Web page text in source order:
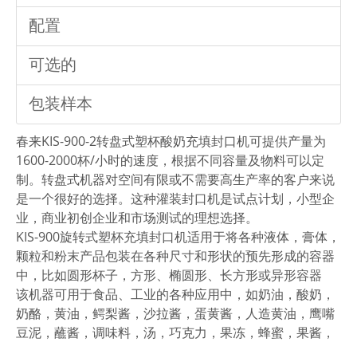
配置
可选的
包装样本
春来KIS-900-2转盘式塑杯酸奶充填封口机可提供产量为
1600-2000杯/小时的速度，根据不同容量及物料可以定
制。转盘式机器对空间有限或不需要高生产率的客户来说
是一个很好的选择。这种灌装封口机是试点计划，小型企
业，商业初创企业和市场测试的理想选择。
KIS-900旋转式塑杯充填封口机适用于将各种液体，膏体，
颗粒和粉末产品包装在各种尺寸和形状的预先形成的容器
中，比如圆形杯子，方形、椭圆形、长方形或异形容器
该机器可用于食品、工业的各种应用中，如奶油，酸奶，
奶酪，黄油，鳄梨酱，沙拉酱，蛋黄酱，人造黄油，鹰嘴
豆泥，蘸酱，调味料，汤，巧克力，果冻，蜂蜜，果酱，